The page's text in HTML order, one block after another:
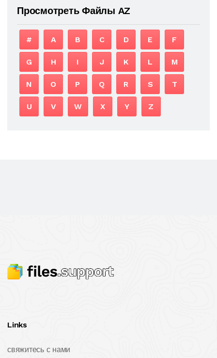
Просмотреть Файлы AZ
# A B C D E F
G H I J K L M
N O P Q R S T
U V W X Y Z
Links
свяжитесь с нами